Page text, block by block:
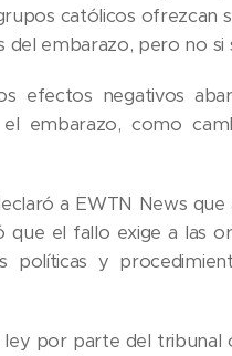
católicos ofrezcan
del embarazo, pero no
efectos negativos
embarazo, como
a EWTN News
que el fallo exige a las
políticas y
por parte del tribunal